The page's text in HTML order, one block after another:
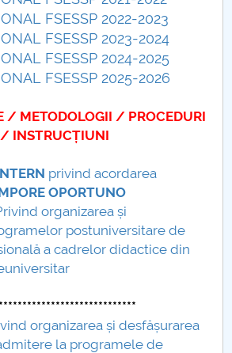
comunitate
FSESSP 2022-2023
FSESSP 2023-2024
FSESSP 2024-2025
FSESSP 2025-2026
/ METODOLOGII / PROCEDURI
/ INSTRUCȚIUNI
privind acordarea
OPORTUNO
organizarea și
postuniversitare de
a cadrelor didactice din
organizarea și desfășurarea
la programele de